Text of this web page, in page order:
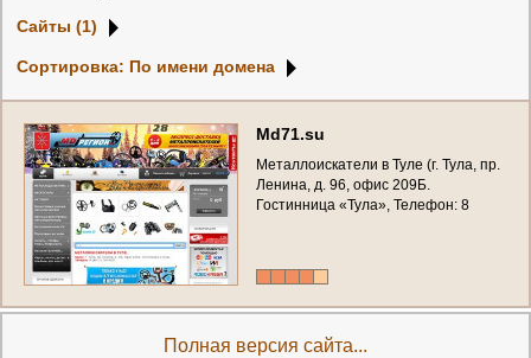
Сайты (1)
Сортировка: По имени домена
Md71.su
Металлоискатели в Туле (г. Тула пр.
Ленина д 96 офис 209Б.
Гостинница «Тула», Телефон: 8
Полная версия сайта...